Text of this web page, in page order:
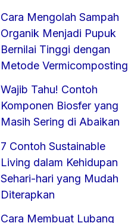
Cara Mengolah Sampah
Organik Menjadi Pupuk
Bernilai Tinggi dengan
Metode Vermicomposting
Wajib Tahu! Contoh
Komponen Biosfer yang
Masih Sering di Abaikan
7 Contoh Sustainable
Living dalam Kehidupan
Sehari-hari yang Mudah
Diterapkan
Cara Membuat Lubang